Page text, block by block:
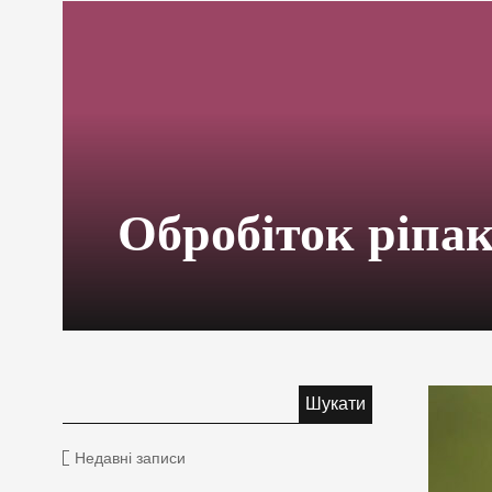
Обробіток
Недавні записи